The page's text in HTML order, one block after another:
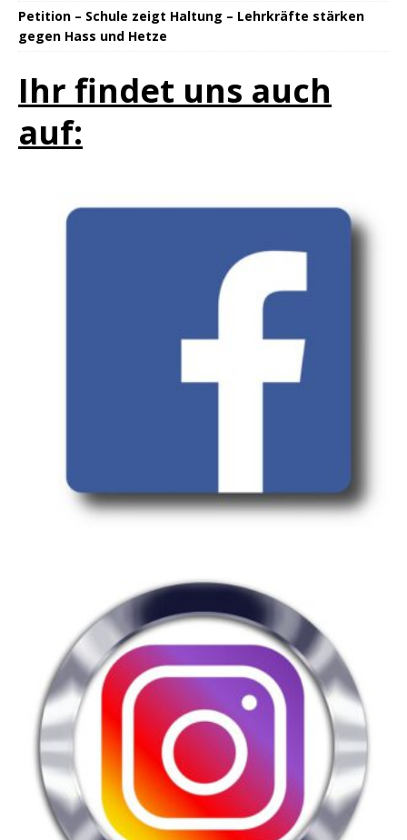
Petition – Schule zeigt Haltung – Lehrkräfte stärken
gegen Hass und Hetze
Ihr findet uns auch
auf: